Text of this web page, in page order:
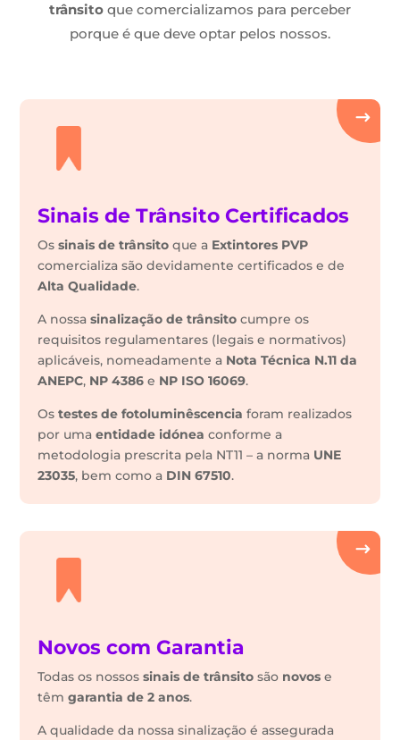
trânsitoque comercializamos para perceber
porque é que deve optar pelos nossos.
Sinais de Trânsito Certificados
Ossinais de trânsito que a Extintores PVP
comercializa são devidamente certificados e de
Alta Qualidade.
A nossasinalização de trânsito cumpre os
requisitos regulamentares (legais e normativos)
aplicáveis, nomeadamente a Nota Técnica N.11 da
ANEPC, NP 4386 e NP ISO 16069.
Ostestes de fotoluminêscencia foram realizados
por umaentidade idónea conforme a
metodologia prescrita pela NT11 – a norma UNE
23035, bem como a DIN 67510.
Novos com Garantia
Todas os nossossinais de trânsito são novos e
têmgarantia de 2 anos.
A qualidade da nossa sinalização é assegurada